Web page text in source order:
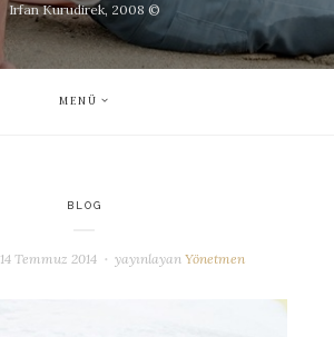
Irfan Kurudirek, 2008 ©
MENÜ
BLOG
14 Temmuz 2014 yayınlayanYönetmen